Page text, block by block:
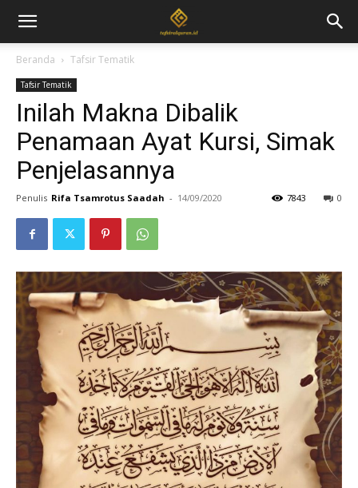
Beranda Tafsir Tematik
Tafsir Tematik
Inilah Makna Dibalik
Penamaan Ayat Kursi, Simak
Penjelasannya
Penulis Rifa Tsamrotus Saadah - 14/09/2020 0
7843